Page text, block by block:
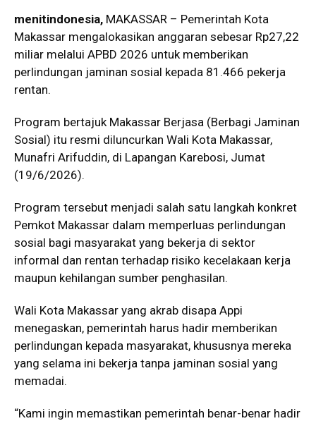
menitindonesia, MAKASSAR – Pemerintah Kota
Makassar mengalokasikan anggaran sebesar Rp27,22
miliar melalui APBD 2026 untuk memberikan
perlindungan jaminan sosial kepada 81.466 pekerja
rentan.
Program bertajuk Makassar Berjasa (Berbagi Jaminan
Sosial) itu resmi diluncurkan Wali Kota Makassar,
Munafri Arifuddin, di Lapangan Karebosi, Jumat
(19/6/2026).
Program tersebut menjadi salah satu langkah konkret
Pemkot Makassar dalam memperluas perlindungan
sosial bagi masyarakat yang bekerja di sektor
informal dan rentan terhadap risiko kecelakaan kerja
maupun kehilangan sumber penghasilan.
Wali Kota Makassar yang akrab disapa Appi
menegaskan, pemerintah harus hadir memberikan
perlindungan kepada masyarakat, khususnya mereka
yang selama ini bekerja tanpa jaminan sosial yang
memadai.
“Kami ingin memastikan pemerintah benar-benar hadir